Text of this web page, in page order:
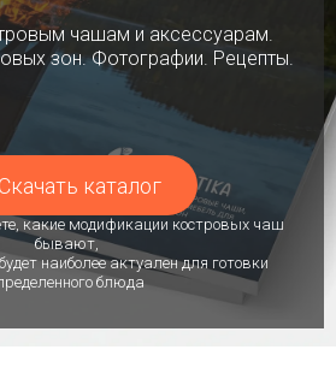
чашам и аксессуарам.
зон. Фотографии. Рецепты.
Скачать каталог
какие модификации костровых чаш
бывают,
наиболее актуален для готовки
блюда